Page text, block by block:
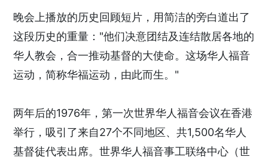
晚会上播放的历史回顾短片，用简洁的旁白道出了
这段历史的重量："他们决意团结及连结散居各地的
华人教会，合一推动基督的大使命。这场华人福音
运动，简称华福运动，由此而生。"
两年后的1976年，第一次世界华人福音会议在香港
举行，吸引了来自27个不同地区、共1,500名华人
基督徒代表出席。世界华人福音事工联络中心（世